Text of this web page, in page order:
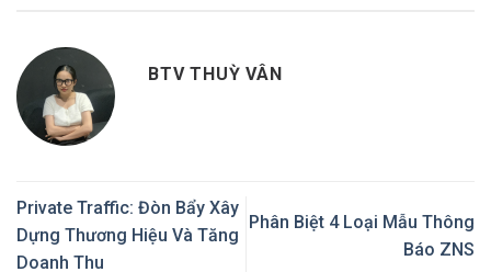
BTV THUỲ VÂN
Private Traffic: Đòn Bẩy Xây
Dựng Thương Hiệu Và Tăng
Doanh Thu
Phân Biệt 4 Loại Mẫu Thông
Báo ZNS